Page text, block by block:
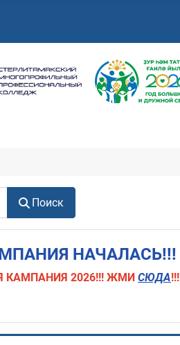
Поиск
НАЧАЛАСЬ!!!
КАМПАНИЯ 2026!!! ЖМИ СЮДА!!!